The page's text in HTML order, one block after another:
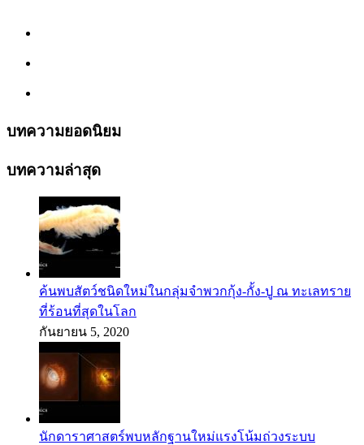
บทความยอดนิยม
บทความล่าสุด
ค้นพบสัตว์ชนิดใหม่ในกลุ่มจำพวกกุ้ง-กั้ง-ปู ณ ทะเลทราย
ที่ร้อนที่สุดในโลก
กันยายน 5, 2020
นักดาราศาสตร์พบหลักฐานใหม่แรงโน้มถ่วงระบบ